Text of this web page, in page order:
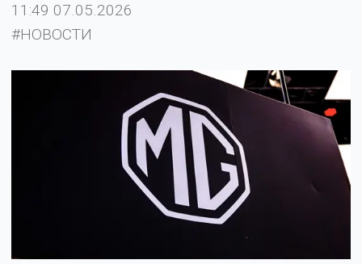
11:49 07.05.2026
#НОВОСТИ